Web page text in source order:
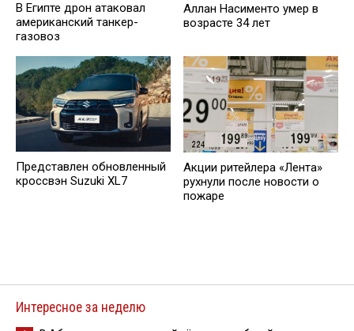
В Египте дрон атаковал
американский танкер-
газовоз
Аллан Насименто умер в
возрасте 34 лет
Представлен обновленный
кроссвэн Suzuki XL7
Акции ритейлера «Лента»
рухнули после новости о
пожаре
Интересное за неделю